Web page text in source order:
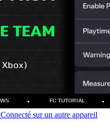
Connecté sur un autre appareil